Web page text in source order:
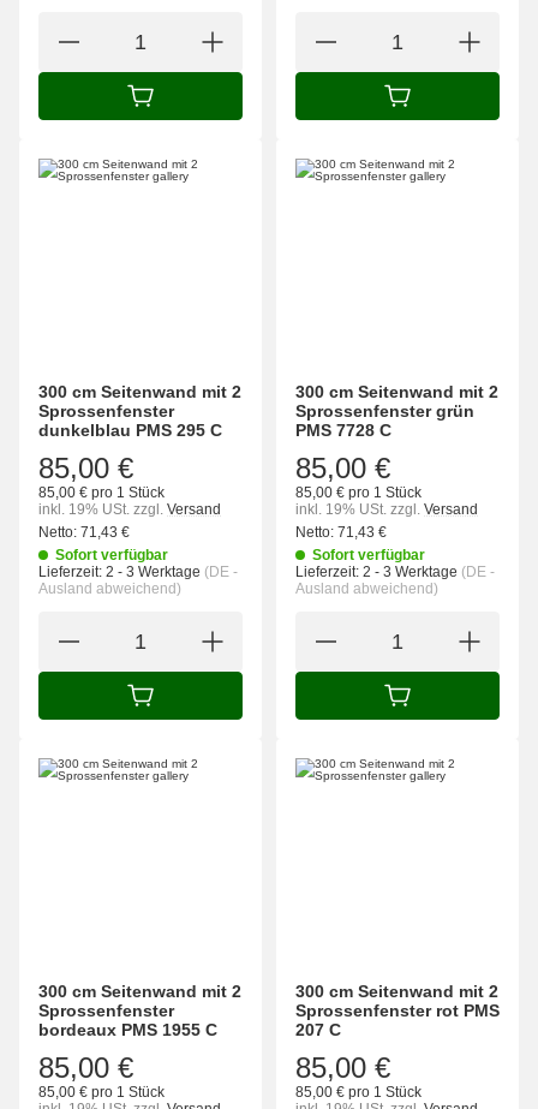
IN DEN WARENKORB IN DEN
300 cm Seitenwand mit 2
Sprossenfenster
dunkelblau PMS 295 C
85,00 €
85,00 € pro 1 Stück
inkl. 19% USt. zzgl. Versand
Netto: 71,43 €
Sofort verfügbar
Lieferzeit: 2 - 3 Werktage (DE -
Ausland abweichend)
IN DEN WARENKORB
300 cm Seitenwand mit 2
Sprossenfenster grün
PMS 7728 C
85,00 €
85,00 € pro 1 Stück
inkl. 19% USt. zzgl. Versand
Netto: 71,43 €
Sofort verfügbar
Lieferzeit: 2 - 3 Werktage (DE -
Ausland abweichend)
IN DEN
300 cm Seitenwand mit 2
Sprossenfenster
bordeaux PMS 1955 C
85,00 €
85,00 € pro 1 Stück
300 cm Seitenwand mit 2
Sprossenfenster rot PMS
207 C
85,00 €
85,00 € pro 1 Stück